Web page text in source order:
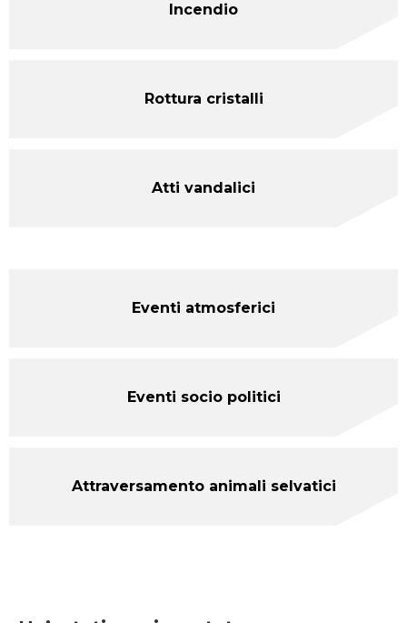
Incendio
Rottura cristalli
Atti vandalici
Eventi atmosferici
Eventi socio politici
Attraversamento animali selvatici